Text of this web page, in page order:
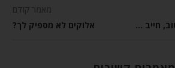
שנה הבאה יהיה יותר טוב, חייב להיות!
מאמר קודם
אלוקים לא מספיק לך?